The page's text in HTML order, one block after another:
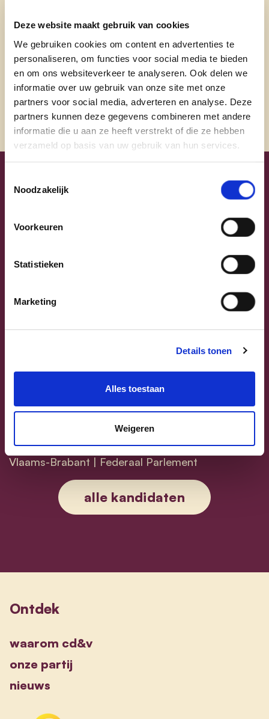
Deze website maakt gebruik van cookies
We gebruiken cookies om content en advertenties te
personaliseren, om functies voor social media te bieden
en om ons websiteverkeer te analyseren. Ook delen we
informatie over uw gebruik van onze site met onze
partners voor social media, adverteren en analyse. Deze
partners kunnen deze gegevens combineren met andere
informatie die u aan ze heeft verstrekt of die ze hebben
verzameld op basis van uw gebruik van hun services.
Noodzakelijk
Voorkeuren
Statistieken
Marketing
Details tonen
Alles toestaan
Weigeren
Bezoek website
@olivierstrubbedudzele
@olivier.strubbe.raadslidbrugge
Uw lijsttrekkers
Sammy Mahdi
Vlaams-Brabant | Federaal Parlement
Sammy Mahdi
alle kandidaten
Ontdek
waarom cd&v
onze partij
nieuws